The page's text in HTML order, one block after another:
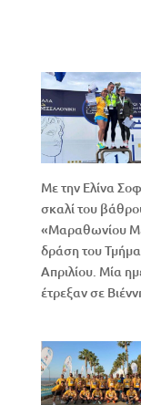
Με την Ελίνα
σκαλί του
«Μαραθωνίου
δράση του
Απριλίου. Μία
έτρεξαν σε